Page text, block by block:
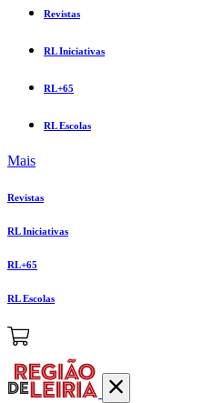
Revistas
RL Iniciativas
RL+65
RL Escolas
Mais
Revistas
RL Iniciativas
RL+65
RL Escolas